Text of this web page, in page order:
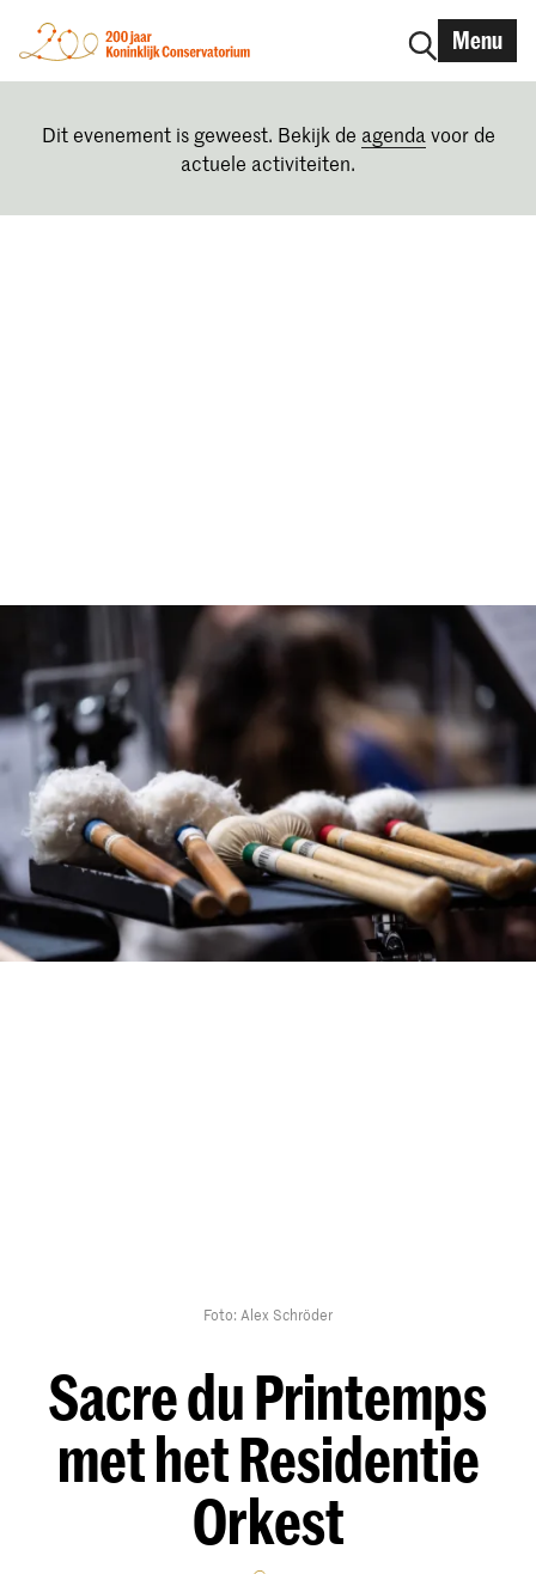
Menu
Dit evenement is geweest. Bekijk de agenda voor de
actuele activiteiten.
Foto: Alex Schröder
Sacre du Printemps
met het Residentie
Orkest